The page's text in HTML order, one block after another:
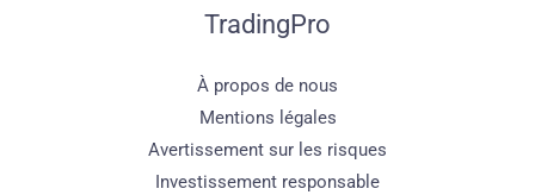
TradingPro
À propos de nous
Mentions légales
Avertissement sur les risques
Investissement responsable